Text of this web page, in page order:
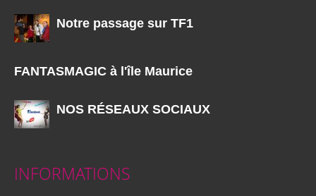
Notre passage sur TF1
FANTASMAGIC à l'île Maurice
NOS RÉSEAUX SOCIAUX
INFORMATIONS